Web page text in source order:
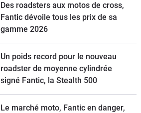
Des roadsters aux motos de cross,
Fantic dévoile tous les prix de sa
gamme 2026
Un poids record pour le nouveau
roadster de moyenne cylindrée
signé Fantic, la Stealth 500
Le marché moto, Fantic en danger,